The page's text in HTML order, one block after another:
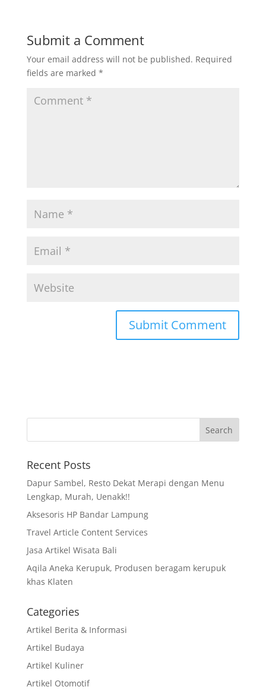
Submit a Comment
Your email address will not be published. Required
fields are marked *
Recent Posts
Dapur Sambel, Resto Dekat Merapi dengan Menu
Lengkap, Murah, Uenakk!!
Aksesoris HP Bandar Lampung
Travel Article Content Services
Jasa Artikel Wisata Bali
Aqila Aneka Kerupuk, Produsen beragam kerupuk
khas Klaten
Categories
Artikel Berita & Informasi
Artikel Budaya
Artikel Kuliner
Artikel Otomotif